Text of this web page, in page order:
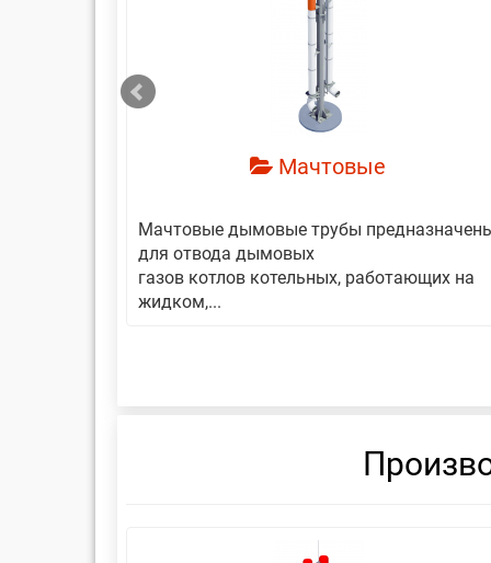
Мачтовые
Мачтовые дымовые трубы
для отвода дымовых
газов котлов котельных, работающих на
жидком,...